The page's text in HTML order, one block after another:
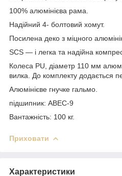
100% алюмінієва рама.
Надійний 4- болтовий хомут.
Посилена деко з міцного
SCS — і легка та надійна
Колеса PU, діаметр 110 мм
вилка. До комплекту додається
Алюмінієве гнучке гальмо.
підшипник: ABEC-9
Вантажність: 100 кг.
Приховати
Характеристики